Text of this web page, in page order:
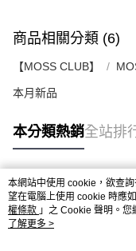
商品相關分類 (6)
【MOSS CLUB】
本月新品
本分類熱銷全站排
熱門標籤
本網站中使用 cookie，欲查
望在電腦上使用 cookie 時應
權條款 」之 Cookie 聲明。
用條款之 Cookie 聲明使用
了解更多 >